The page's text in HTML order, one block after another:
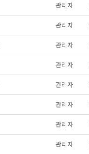
관리자
관리자
관리자
관리자
관리자
관리자
관리자
관리자